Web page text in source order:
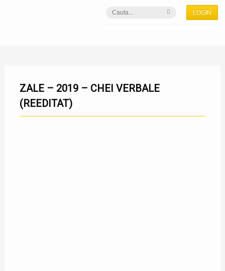
LOGIN
ZALE – 2019 – CHEI VERBALE
(REEDITAT)